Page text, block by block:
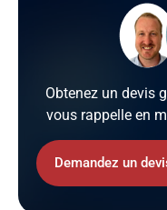
Obtenez un devis
vous rappelle en
Demandez un